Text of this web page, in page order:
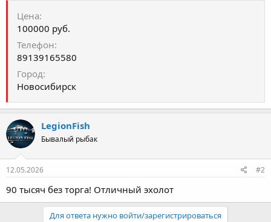
Цена
100000 руб.
Телефон
89139165580
Город
Новосибирск
LegionFish
Бывалый рыбак
12.05.2026 #2
90 тысяч без торга! Отличный эхолот
Для ответа нужно войти/зарегистрироваться